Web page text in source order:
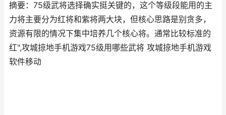
摘要：75级武将选择确实挺关键的，这个等级段能用的主
力将主要分为红将和紫将两大块，但核心思路是别贪多，
资源有限的情况下集中培养几个核心将。通常比较标准的
红",攻城掠地手机游戏75级用哪些武将 攻城掠地手机游戏
软件移动